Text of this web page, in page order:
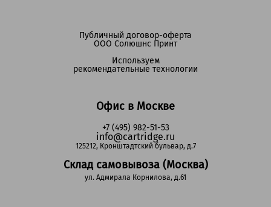
Офис в Москве
+7 (495) 982-51-53
info@cartridge.ru
125212, Кронштадтский бульвар, д.7
Склад самовывоза (Москва)
ул. Адмирала Корнилова, д.61
Публичный договор-оферта
ООО Солюшнс Принт
Используем
рекомендательные технологии